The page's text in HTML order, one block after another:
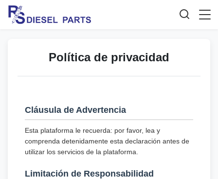
Política de privacidad
Cláusula de Advertencia
Esta plataforma le recuerda: por favor, lea y
comprenda detenidamente esta declaración antes de
utilizar los servicios de la plataforma.
Limitación de Responsabilidad